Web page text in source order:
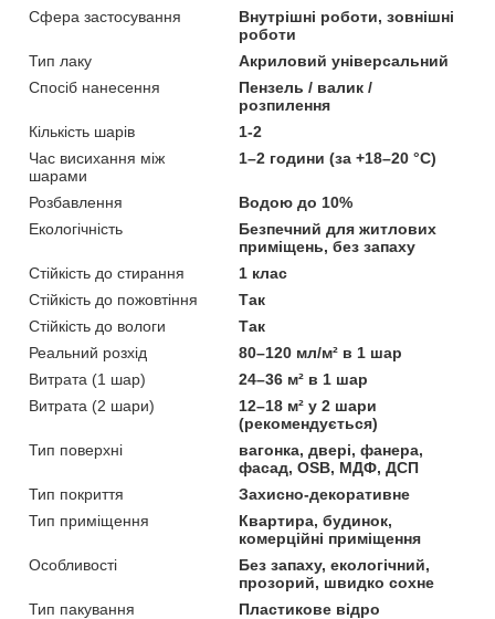
Сфера застосування
Внутрішні роботи, зовнішні
роботи
Тип лаку
Акриловий універсальний
Спосіб нанесення
Пензель / валик /
розпилення
Кількість шарів
1-2
Час висихання між
шарами
1–2 години (за +18–20 °C)
Розбавлення
Водою до 10%
Екологічність
Безпечний для житлових
приміщень, без запаху
Стійкість до стирання
1 клас
Стійкість до пожовтіння
Так
Стійкість до вологи
Так
Реальний розхід
80–120 мл/м² в 1 шар
Витрата (1 шар)
24–36 м² в 1 шар
Витрата (2 шари)
12–18 м² у 2 шари
(рекомендується)
Тип поверхні
вагонка, двері, фанера,
фасад, OSB, МДФ, ДСП
Тип покриття
Захисно-декоративне
Тип приміщення
Квартира, будинок,
комерційні приміщення
Особливості
Без запаху, екологічний,
прозорий, швидко сохне
Тип пакування
Пластикове відро